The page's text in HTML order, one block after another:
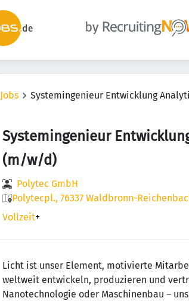
Jobs Systemingenieur Entwicklung
Systemingenieur
(m/w/d)
Polytec GmbH
Polytecpl., 76337 Waldbronn-
Vollzeit+
Licht ist unser Element, motivierte
weltweit entwickeln, produzieren und
Nanotechnologie oder Maschinenbau –